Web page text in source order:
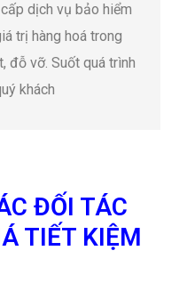
dịch vụ bảo hiểm
trị hàng hoá trong
đỗ vỡ. Suốt quá trình
khách
ĐỐI TÁC
TIẾT KIỆM